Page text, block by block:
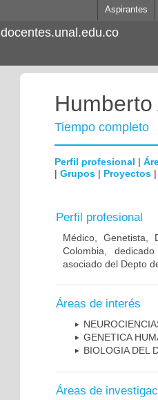
Aspirantes
docentes.unal.edu.co
Tiempo completo
Perfil profesional |
| Grupos | Proyectos
Perfil profesional
Médico, Genetista,
Colombia,
asociado del Depto
Áreas de interés
GENETICA
BIOLOGIA DEL
Áreas de